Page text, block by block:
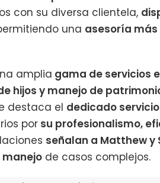
con su diversa clientela,
una asesoría
amplia gama de servicios
hijos y manejo de
destaca el dedicado
por su profesionalismo,
señalan a Matthew y
de casos complejos.